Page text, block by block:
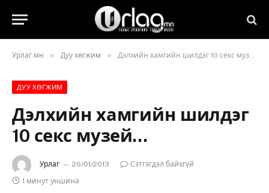
Урлаг.мн » Дуу хөгжим » Дэлхийн хамгийн шилдэг 10 секс музей…
ДУУ ХӨГЖИМ
Дэлхийн хамгийн шилдэг
10 секс музей…
Урлаг 26/01/2013
Сэтгэгдэл байхгүй
1 минут уншина